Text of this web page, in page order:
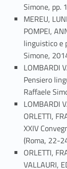
Simone, pp.
MEREU,
POMPEI,
linguistico e
Simone,
LOMBARDI
Pensiero
Raffaele
LOMBARDI
ORLETTI,
XXIV
(Roma, 22-
ORLETTI,
VALLAURI,